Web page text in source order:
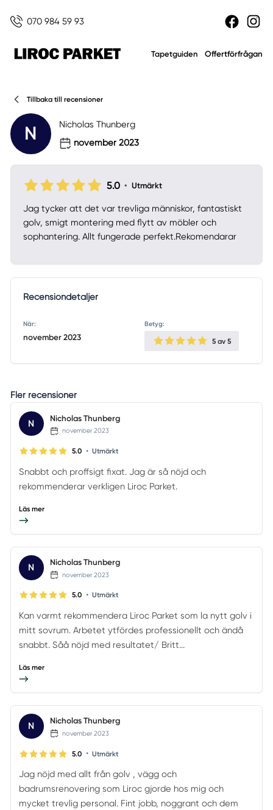
070 984 59 93
Tapetguiden Offertförfrågan
Tillbaka till recensioner
N
Nicholas Thunberg
november 2023
5.0 • Utmärkt
Jag tycker att det var trevliga människor, fantastiskt
golv, smigt montering med flytt av möbler och
sophantering. Allt fungerade perfekt.Rekomendarar
Recensiondetaljer
När:
november 2023
Betyg:
5 av 5
Fler recensioner
N Nicholas Thunberg
november 2023
5.0 • Utmärkt
Snabbt och proffsigt fixat. Jag är så nöjd och
rekommenderar verkligen Liroc Parket.
Läs mer
N Nicholas Thunberg
november 2023
5.0 • Utmärkt
Kan varmt rekommendera Liroc Parket som la nytt golv i
mitt sovrum. Arbetet ytfördes professionellt och ändå
snabbt. Såå nöjd med resultatet/ Britt...
Läs mer
N Nicholas Thunberg
november 2023
5.0 • Utmärkt
Jag nöjd med allt från golv , vägg och
badrumsrenovering som Liroc gjorde hos mig och
mycket trevlig personal. Fint jobb, noggrant och dem